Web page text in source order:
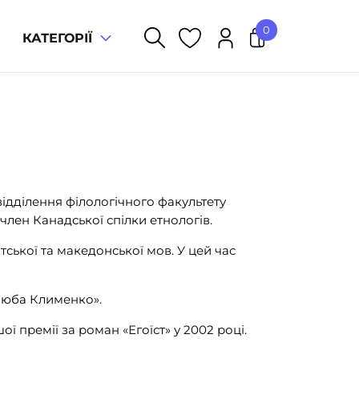
КАТЕГОРІЇ
0
У кошику немає товарів.
філологічного факультету
Канадської спілки етнологів.
та македонської мов. У цей час
Клименко».
премії за роман «Егоїст» у 2002 році.